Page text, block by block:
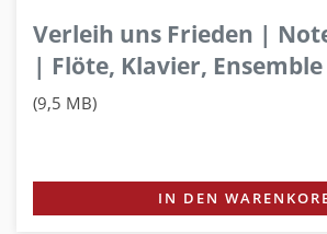
Verleih uns Frieden |
| Flöte, Klavier, Ensemble
(9,5 MB)
IN DEN